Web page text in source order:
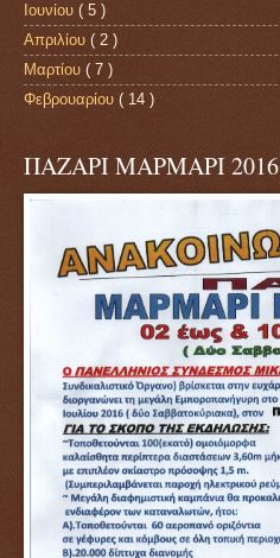
Ιουνίου ( 5 )
Απριλίου ( 2 )
Μαρτίου ( 7 )
Φεβρουαρίου ( 14 )
ΠΑΖΑΡΙ ΜΑΡΜΑΡΙ 2016